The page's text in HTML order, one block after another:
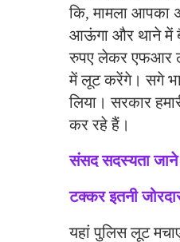
कि, मामला आपका
आऊंगा और थाने में
रुपए लेकर एफआर
में लूट करेंगे। सगे
लिया। सरकार
कर रहे हैं।
संसद सदस्यता जाने
टक्कर इतनी
यहां पुलिस लूट